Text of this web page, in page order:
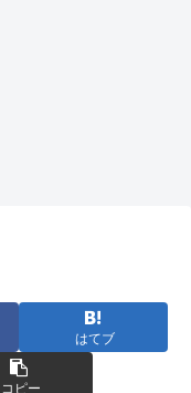
はてブ
コピー